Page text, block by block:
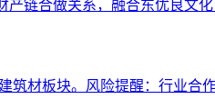
链合做关系，融合东优良文
材板块。风险提醒：行业合